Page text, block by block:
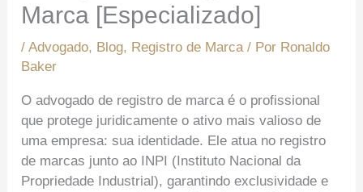
Marca [Especializado]
/Advogado, Blog, Registro de Marca/ Por Ronaldo
Baker
O advogado de registro de marca é o profissional
que protege juridicamente o ativo mais valioso de
uma empresa: sua identidade. Ele atua no registro
de marcas junto ao INPI (Instituto Nacional da
Propriedade Industrial), garantindo exclusividade e